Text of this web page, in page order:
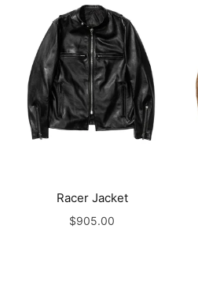
Racer Jacket
$905.00